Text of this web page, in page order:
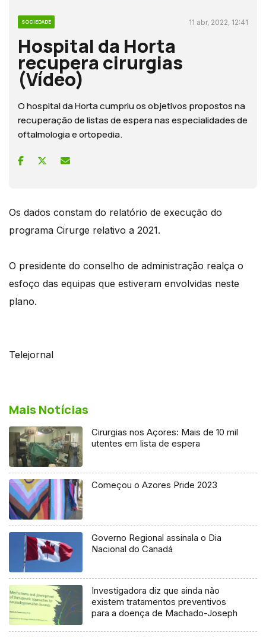
SOCIEDADE 11 abr, 2022, 12:41
Hospital da Horta
recupera cirurgias
(Vídeo)
O hospital da Horta cumpriu os objetivos propostos na
recuperação de listas de espera nas especialidades de
oftalmologia e ortopedia.
Os dados constam do relatório de execução do
programa Cirurge relativo a 2021.
O presidente do conselho de administração realça o
esfoço das equipas que estiveram envolvidas neste
plano.
Telejornal
Mais Notícias
Cirurgias nos Açores: Mais de 10 mil
utentes em lista de espera
Começou o Azores Pride 2023
Governo Regional assinala o Dia
Nacional do Canadá
Investigadora diz que ainda não
existem tratamentos preventivos
para a doença de Machado-Joseph